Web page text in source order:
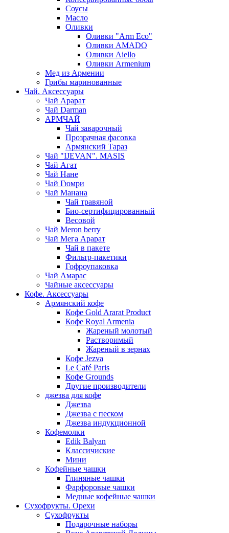
Соусы
Масло
Оливки
Оливки "Arm Eco"
Оливки AMADO
Оливки Aiello
Оливки Armenium
Мед из Армении
Грибы маринованные
Чай. Аксессуары
Чай Арарат
Чай Darman
АРМЧАЙ
Чай заварочный
Прозрачная фасовка
Армянский Тараз
Чай "IJEVAN". MASIS
Чай Агат
Чай Нане
Чай Гюмри
Чай Манана
Чай травяной
Био-сертифицированный
Весовой
Чай Meron berry
Чай Мега Арарат
Чай в пакете
Фильтр-пакетики
Гофроупаковка
Чай Амарас
Чайные аксессуары
Кофе. Аксессуары
Армянский кофе
Кофе Gold Ararat Product
Кофе Royal Armenia
Жареный молотый
Растворимый
Жареный в зернах
Кофе Jezva
Le Café Paris
Кофе Grounds
Другие производители
джезва для кофе
Джезва
Джезва с песком
Джезва индукционной
Кофемолки
Edik Balyan
Классичиские
Мини
Кофейные чашки
Глиняные чашки
Фарфоровые чашки
Медные кофейные чашки
Сухофрукты. Орехи
Сухофрукты
Подарочные наборы